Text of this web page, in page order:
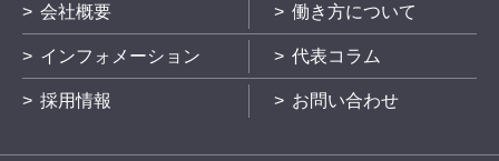
会社概要 働き方について
インフォメーション 代表コラム
採用情報 お問い合わせ